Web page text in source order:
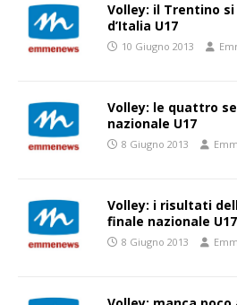
Volley: il Trentino
d’Italia U17
10 Giugno 2013
Volley: le quattro
nazionale U17
8 Giugno 2013
Volley: i risultati
finale nazionale U17
8 Giugno 2013